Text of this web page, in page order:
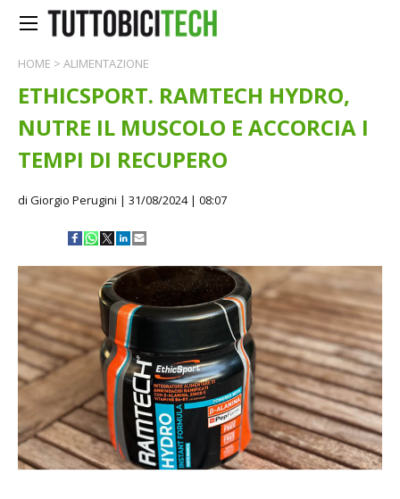
HOME > ALIMENTAZIONE
ETHICSPORT. RAMTECH HYDRO,
NUTRE IL MUSCOLO E ACCORCIA I
TEMPI DI RECUPERO
di Giorgio Perugini | 31/08/2024 | 08:07